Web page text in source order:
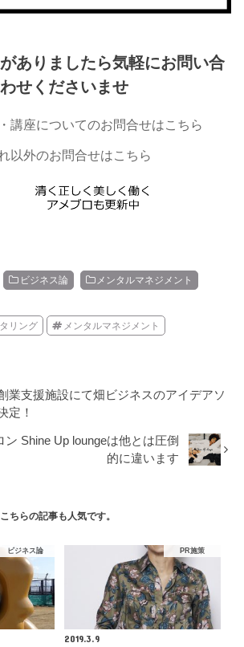
ありましたら気軽にお問い合
わせくださいませ
講座についてのお問合せはこちら
以外のお問合せはこちら
ビジネス論 メンタルマネジメント
リング メンタルマネジメント
業支援施設にて畑ビジネスのアイデアソ
定！
Shine Up loungeは他とは圧倒
的に違います
こちらの記事も人気です。
ビジネス論 PR施策
2019.3.9